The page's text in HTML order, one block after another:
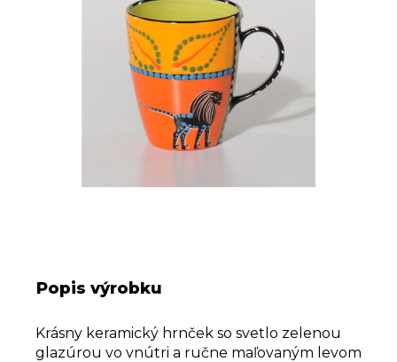
Popis výrobku
Krásny keramický hrnček so svetlo zelenou
glazúrou vo vnútri a ručne maľovaným levom